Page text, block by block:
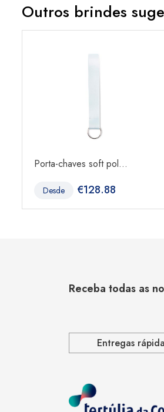
Outros brindes
Porta-chaves soft pol...
Desde €128.88
Receba todas as
Entregas